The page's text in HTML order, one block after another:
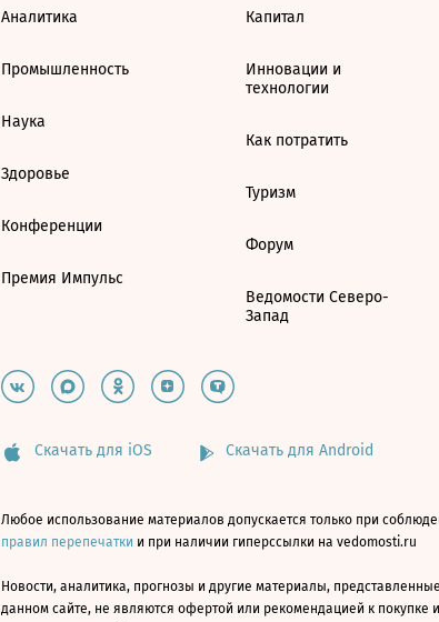
Аналитика
Промышленность
Наука
Здоровье
Конференции
Премия Импульс
Капитал
Инновации и
технологии
Как потратить
Туризм
Форум
Ведомости Северо-
Запад
Скачать для iOS Скачать для Android
Любое использование материалов допускается только при
правил перепечатки и при наличии гиперссылки на vedomosti.ru
Новости, аналитика, прогнозы и другие материалы,
данном сайте, не являются офертой или рекомендацией к покупке